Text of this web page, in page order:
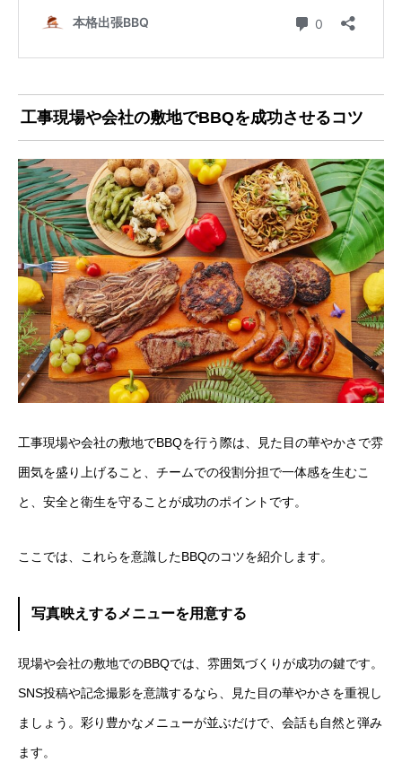
工事現場や会社の敷地でBBQを成功させるコツ
工事現場や会社の敷地でBBQを行う際は、見た目の華やかさで雰
囲気を盛り上げること、チームでの役割分担で一体感を生むこ
と、安全と衛生を守ることが成功のポイントです。
ここでは、これらを意識したBBQのコツを紹介します。
写真映えするメニューを用意する
現場や会社の敷地でのBBQでは、雰囲気づくりが成功の鍵です。
SNS投稿や記念撮影を意識するなら、見た目の華やかさを重視し
ましょう。彩り豊かなメニューが並ぶだけで、会話も自然と弾み
ます。